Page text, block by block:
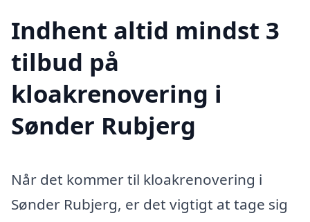
Indhent altid mindst 3
tilbud på
kloakrenovering i
Sønder Rubjerg
Når det kommer til kloakrenovering i
Sønder Rubjerg, er det vigtigt at tage sig